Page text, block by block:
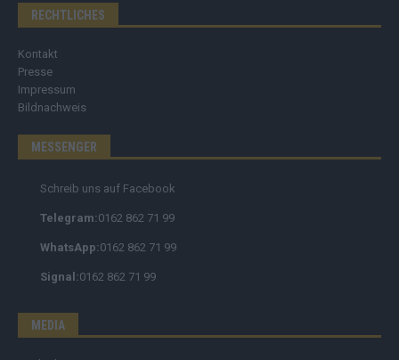
Datenschutzvereinbarungen
Datenauszug & Löschanfrage
Kontakt
Impressum
Bildnachweis
MESSENGER
Signal: